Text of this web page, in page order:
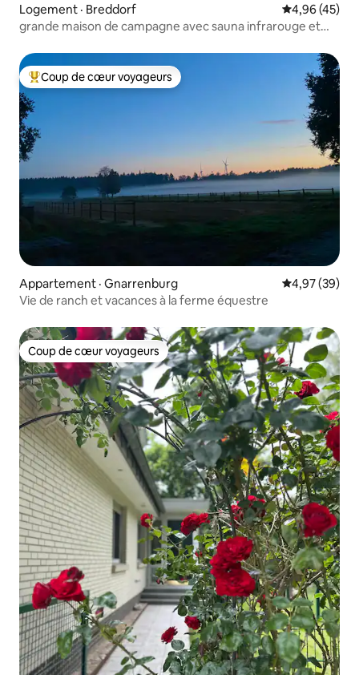
Logement · Breddorf Note
4,96 (45)
grande maison de campagne avec sauna infrarouge et
Coup de cœur voyageurs parmi les plus aimés
Coup de cœur voyageurs
Appartement · Gnarrenburg Note
4,97 (39)
Vie de ranch et vacances à la ferme équestre
Coup de cœur voyageurs
Coup de cœur voyageurs